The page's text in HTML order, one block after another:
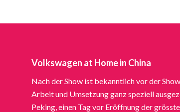
Volkswagen at Home in China
Nach der Show ist bekanntlich vor der
Arbeit und Umsetzung ganz speziell
Peking, einen Tag vor Eröffnung der